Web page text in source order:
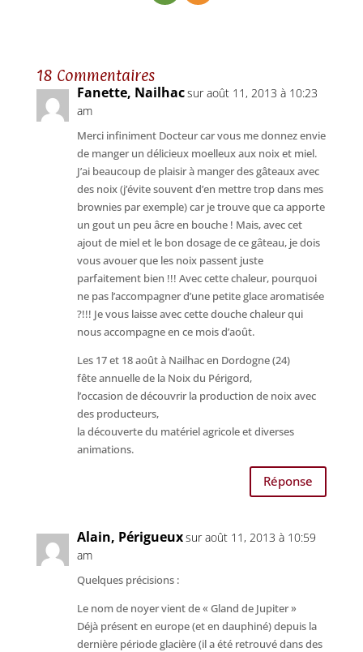
18 Commentaires
Fanette, Nailhacsur août 11, 2013 à 10:23
am
Merci infiniment Docteur car vous me donnez envie
de manger un délicieux moelleux aux noix et miel.
J’ai beaucoup de plaisir à manger des gâteaux avec
des noix (j’évite souvent d’en mettre trop dans mes
brownies par exemple) car je trouve que ca apporte
un gout un peu âcre en bouche ! Mais, avec cet
ajout de miel et le bon dosage de ce gâteau, je dois
vous avouer que les noix passent juste
parfaitement bien !!! Avec cette chaleur, pourquoi
ne pas l’accompagner d’une petite glace aromatisée
?!!! Je vous laisse avec cette douche chaleur qui
nous accompagne en ce mois d’août.
Les 17 et 18 août à Nailhac en Dordogne (24)
fête annuelle de la Noix du Périgord,
l’occasion de découvrir la production de noix avec
des producteurs,
la découverte du matériel agricole et diverses
animations.
Réponse
Alain, Périgueuxsur août 11, 2013 à 10:59
am
Quelques précisions :
Le nom de noyer vient de « Gland de Jupiter »
Déjà présent en europe (et en dauphiné) depuis la
dernière période glacière (il a été retrouvé dans des